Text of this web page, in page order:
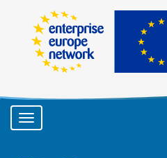
Toggle navigation